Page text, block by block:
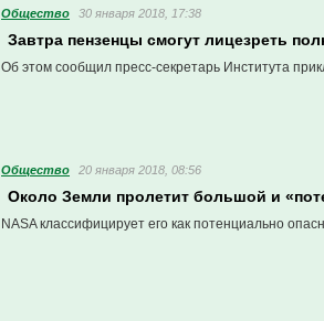
Общество 30 января 2018, 17:38
Завтра пензенцы смогут лицезреть
Об этом сообщил пресс-секретарь Института
Общество 20 января 2018, 08:56
Около Земли пролетит большой и
NASA классифицирует его как потенциально